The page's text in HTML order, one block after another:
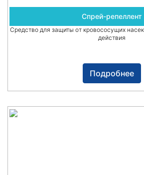
Спрей-репеллент
Средство для защиты от кровососущих
действия
Подробнее